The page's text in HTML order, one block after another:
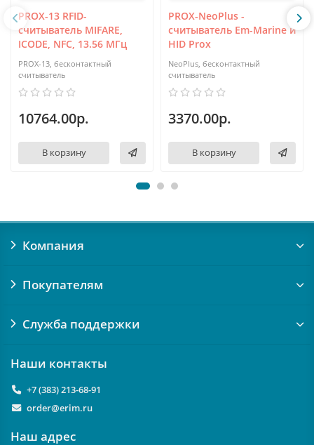
PROX-13 RFID-
считыватель MIFARE,
ICODE, NFC, 13.56 МГц
PROX-13, бесконтактный
считыватель
10764.00р.
В корзину
PROX-NeoPlus -
считыватель Em-Marine и
HID Prox
NeoPlus, бесконтактный
считыватель
3370.00р.
В корзину
Компания
Покупателям
Служба поддержки
Наши контакты
+7 (383) 213-68-91
order@erim.ru
Наш адрес